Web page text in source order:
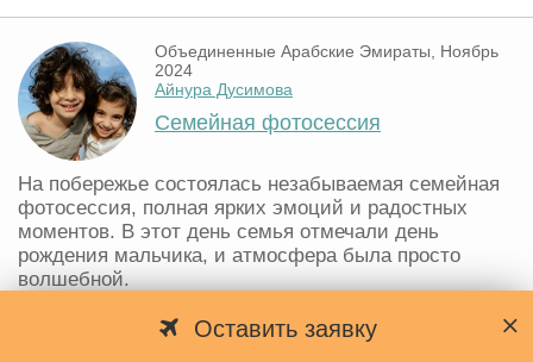
Оставить заявку
Объединенные Арабские Эмираты, Ноябрь
2024
Айнура Дусимова
Семейная фотосессия
На побережье состоялась незабываемая семейная
фотосессия, полная ярких эмоций и радостных
моментов. В этот день семья отмечали день
рождения мальчика, и атмосфера была просто
волшебной.